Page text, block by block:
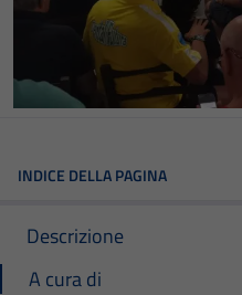
INDICE DELLA PAGINA
Descrizione
A cura di